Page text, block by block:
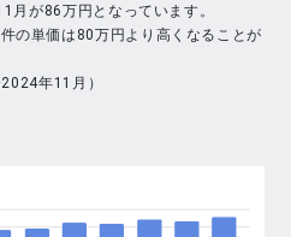
が86万円となっています。
の単価は80万円より高くなることが
年11月）